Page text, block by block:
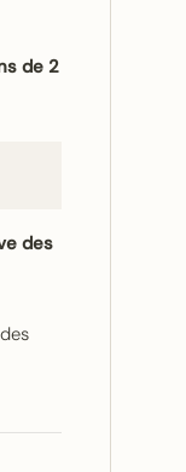
de 2
des